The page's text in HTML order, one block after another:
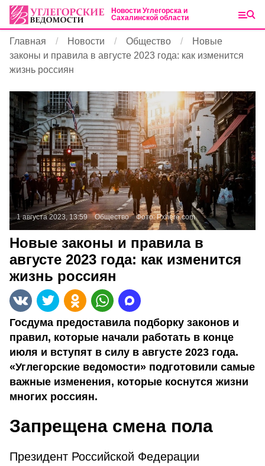
Новости Углегорска и
Сахалинской области
Главная Новости Общество
Новые
законы и правила в августе 2023 года: как изменится
жизнь россиян
1 августа 2023, 13:59 Общество Фото:Pxhere.com
Новые законы и правила в
августе 2023 года: как изменится
жизнь россиян
Госдума предоставила подборку законов и
правил, которые начали работать в конце
июля и вступят в силу в августе 2023 года.
«Углегорские ведомости» подготовили самые
важные изменения, которые коснутся жизни
многих россиян.
Запрещена смена пола
Президент Российской Федерации